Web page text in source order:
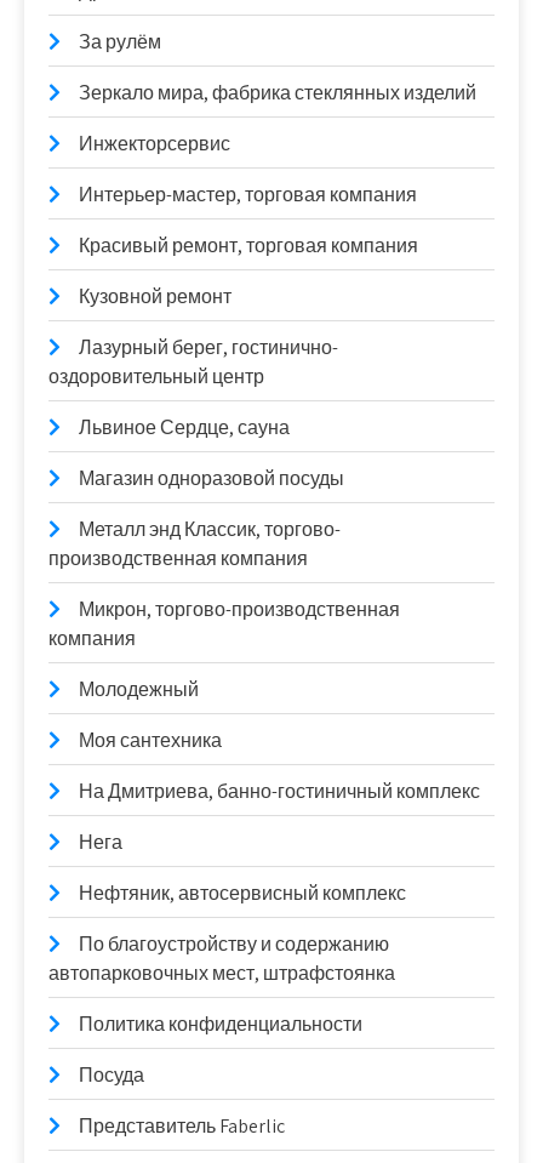
За рулём
Зеркало мира, фабрика стеклянных изделий
Инжекторсервис
Интерьер-мастер, торговая компания
Красивый ремонт, торговая компания
Кузовной ремонт
Лазурный берег, гостинично-
оздоровительный центр
Львиное Сердце, сауна
Магазин одноразовой посуды
Металл энд Классик, торгово-
производственная компания
Микрон, торгово-производственная
компания
Молодежный
Моя сантехника
На Дмитриева, банно-гостиничный комплекс
Нега
Нефтяник, автосервисный комплекс
По благоустройству и содержанию
автопарковочных мест, штрафстоянка
Политика конфиденциальности
Посуда
Представитель Faberlic